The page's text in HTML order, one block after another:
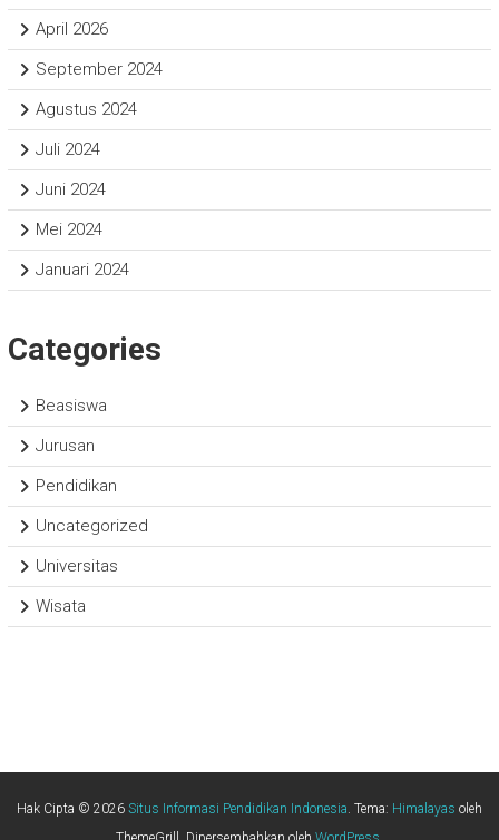
April 2026
September 2024
Agustus 2024
Juli 2024
Juni 2024
Mei 2024
Januari 2024
Categories
Beasiswa
Jurusan
Pendidikan
Uncategorized
Universitas
Wisata
Hak Cipta © 2026 Situs Informasi Pendidikan Indonesia. Tema: Himalayas oleh